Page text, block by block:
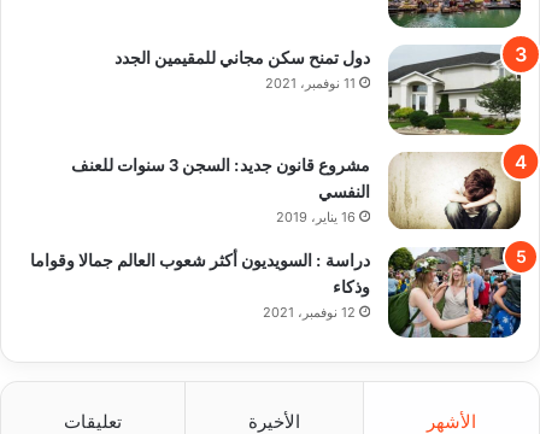
دول تمنح سكن مجاني للمقيمين الجدد
11 نوفمبر، 2021
مشروع قانون جديد: السجن 3 سنوات للعنف
النفسي
16 يناير، 2019
دراسة : السويديون أكثر شعوب العالم جمالا وقواما
وذكاء
12 نوفمبر، 2021
الأشهر الأخيرة تعليقات